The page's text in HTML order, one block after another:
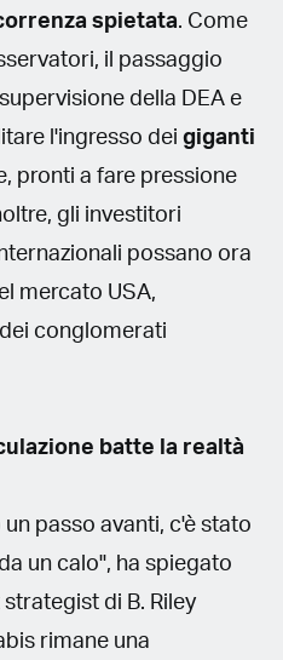
spietata. Come
il passaggio
della DEA e
l'ingresso dei giganti
pronti a fare pressione
gli investitori
possano ora
mercato USA,
conglomerati
batte la realtà
passo avanti, c'è stato
un calo", ha spiegato
di B. Riley
rimane una